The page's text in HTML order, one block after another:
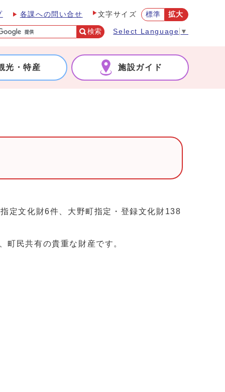
各課への問い合せ 文字サイズ 標準 拡大
検索 Select Language ▼
光・特産 施設ガイド
文化財6件、大野町指定・登録文化財138
民共有の貴重な財産です。